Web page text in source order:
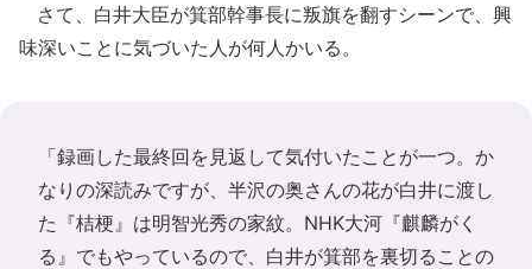
さて、白井大臣が箕部幹事長に叛旗を翻すシーンで、興
味深いことに気づいた人が何人かいる。
「録画した最終回を見返して気付いたことが一つ。か
なりの深読みですが、半沢の奥さんの花が白井に渡し
た『桔梗』は明智光秀の家紋。NHK大河『麒麟がく
る』でもやっているので、白井が箕部を裏切ることの